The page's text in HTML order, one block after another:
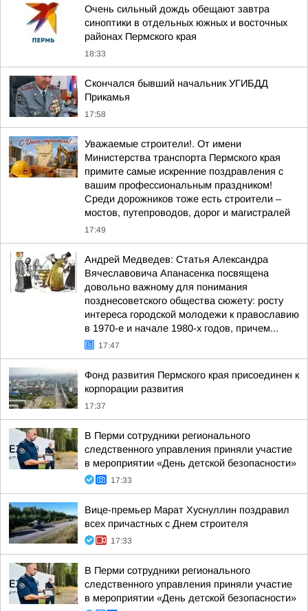
Очень сильный дождь обещают завтра
синоптики в отдельных южных и восточных
районах Пермского края
18:33
Скончался бывший начальник УГИБДД
Прикамья
17:58
Уважаемые строители!. От имени
Министерства транспорта Пермского края
примите самые искренние поздравления с
вашим профессиональным праздником!
Среди дорожников тоже есть строители –
мостов, путепроводов, дорог и магистралей
17:49
Андрей Медведев: Статья Александра
Вячеславовича Апанасенка посвящена
довольно важному для понимания
позднесоветского общества сюжету: росту
интереса городской молодежи к православию
в 1970-е и начале 1980-х годов, причем...
17:47
Фонд развития Пермского края присоединен к
корпорации развития
17:37
В Перми сотрудники регионального
следственного управления приняли участие
в мероприятии «День детской безопасности»
17:33
Вице-премьер Марат Хуснуллин поздравил
всех причастных с Днем строителя
17:33
В Перми сотрудники регионального
следственного управления приняли участие
в мероприятии «День детской безопасности»